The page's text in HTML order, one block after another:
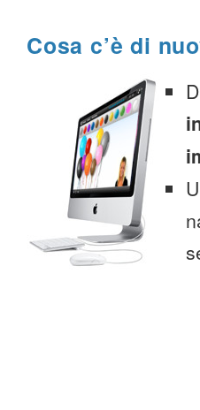
Cosa c’è di